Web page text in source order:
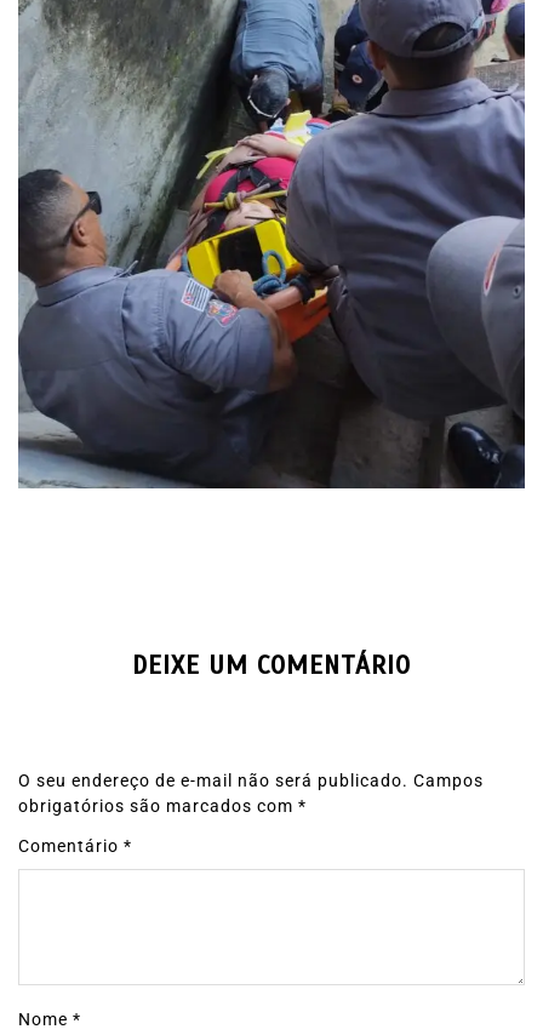
DEIXE UM COMENTÁRIO
O seu endereço de e-mail não será publicado. Campos
obrigatórios são marcados com *
Comentário *
Nome *